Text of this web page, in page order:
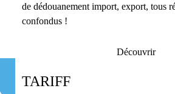
de dédouanement import, export, tous
confondus !
Découvrir
TARIFF